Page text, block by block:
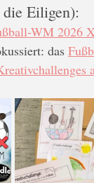
Eiligen):
WM 2026
das